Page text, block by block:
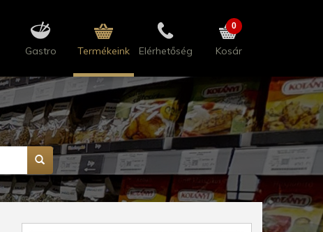
Gastro Termékeink Elérhetőség Kosár
0